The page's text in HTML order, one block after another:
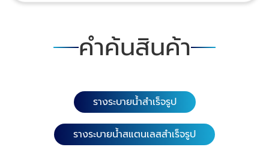
ต้องการรางระบายน้ำขนาดพิเศษสามารถสั่งผลิตตามแบบ
ตะแกรงฝาท่อสแตนเลส (ลายนูนกลมกันลื่น) เกรดสแตน
เลส 304 หนา 1.5 มิล. ความยาว 116 ซม. หน้ากว้าง 15,
คานด้านล่าง 4 จุด ความยาว 116 ซม. หน้ากว้าง 20 และ
เลส (ลายนูนกลมคู่กันลื่น) เกรดสแตนเลส 304 หนา 1.5
คำค้นสินค้า
รางระบายน้ำสำเร็จรูป
รางระบายน้ำสแตนเลสสำเร็จรูป